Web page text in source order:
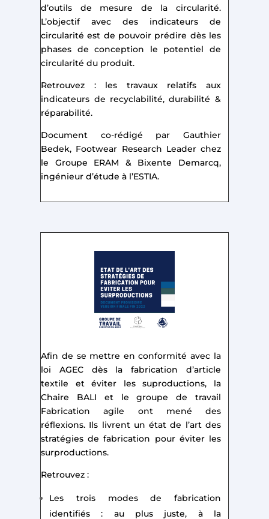
d’outils de mesure de la circularité.
L’objectif avec des indicateurs de
circularité est de pouvoir prédire dès les
phases de conception le potentiel de
circularité du produit.
Retrouvez : les travaux relatifs aux
indicateurs de recyclabilité, durabilité &
réparabilité.
Document co-rédigé par Gauthier
Bedek, Footwear Research Leader chez
le Groupe ERAM & Bixente Demarcq,
ingénieur d’étude à l’ESTIA.
Afin de se mettre en conformité avec la
loi AGEC dès la fabrication d’article
textile et éviter les suproductions, la
Chaire BALI et le groupe de travail
Fabrication agile ont mené des
réflexions. Ils livrent un état de l’art des
stratégies de fabrication pour éviter les
surproductions.
Retrouvez :
Les trois modes de fabrication
identifiés : au plus juste, à la